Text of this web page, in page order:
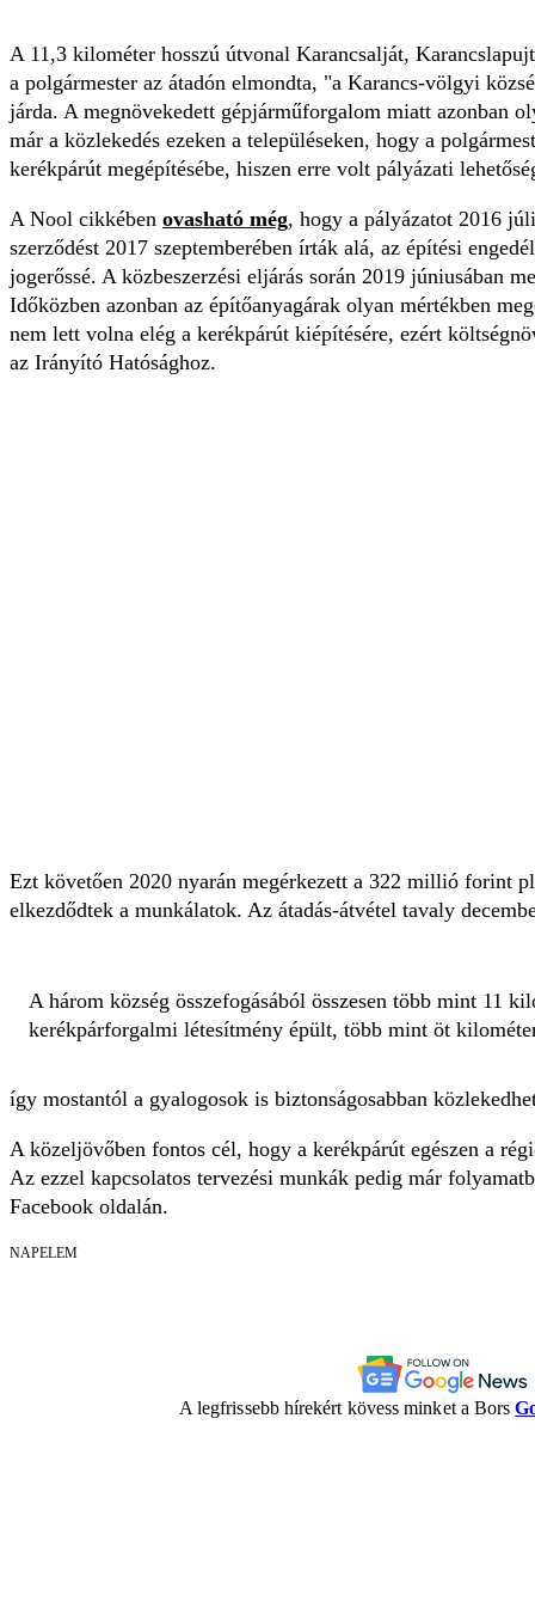
A 11,3 kilométer hosszú útvonal Karancsalját,
a polgármester az átadón elmondta, "a Karancs-völgyi
járda. A megnövekedett gépjárműforgalom miatt azonban
már a közlekedés ezeken a településeken, hogy a
kerékpárút megépítésébe, hiszen erre volt pályázati
A Nool cikkében ovasható még, hogy a pályázatot 2016
szerződést 2017 szeptemberében írták alá, az építési
jogerőssé. A közbeszerzési eljárás során 2019 júniusában
Időközben azonban az építőanyagárak olyan mértékben
nem lett volna elég a kerékpárút kiépítésére, ezért
az Irányító Hatósághoz.
Ezt követően 2020 nyarán megérkezett a 322 millió forint
elkezdődtek a munkálatok. Az átadás-átvétel tavaly
A három község összefogásából összesen több mint 11
kerékpárforgalmi létesítmény épült, több mint öt
így mostantól a gyalogosok is biztonságosabban
A közeljövőben fontos cél, hogy a kerékpárút egészen a
Az ezzel kapcsolatos tervezési munkák pedig már
Facebook oldalán.
NAPELEM
A legfrissebb hírekért kövess minket a Bors